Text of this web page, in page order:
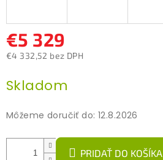
€5 329
€4 332,52 bez DPH
cena:
Skladom
Môžeme doručiť do: 12.8.2026
PRIDAŤ DO KOŠÍKA